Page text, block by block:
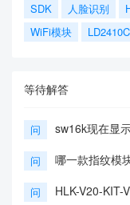
SDK
人脸识别
WiFi模块
LD2410C
等待解答
问 sw16k现在显
问 哪一款指纹模
问 HLK-V20-KIT-